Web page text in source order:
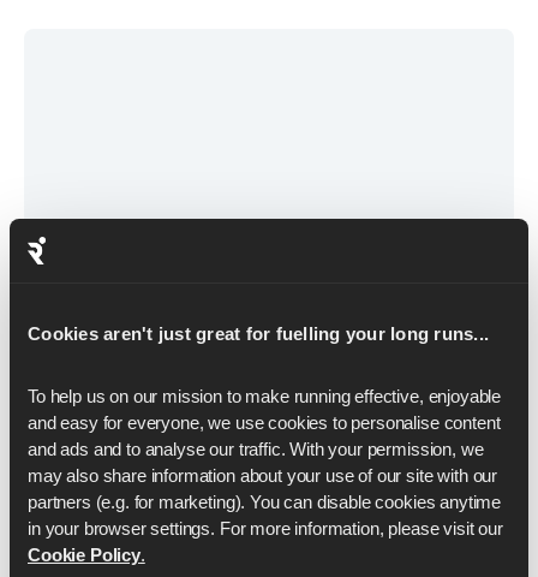
Cookies aren't just great for fuelling your long runs...
To help us on our mission to make running effective, enjoyable
and easy for everyone, we use cookies to personalise content
and ads and to analyse our traffic. With your permission, we
may also share information about your use of our site with our
partners (e.g. for marketing). You can disable cookies anytime
in your browser settings. For more information, please visit our
Cookie Policy.
El método japonés para caminar
La forma divertida e inesperada de convertirte en
un mejor corredor
Seguir leyendo